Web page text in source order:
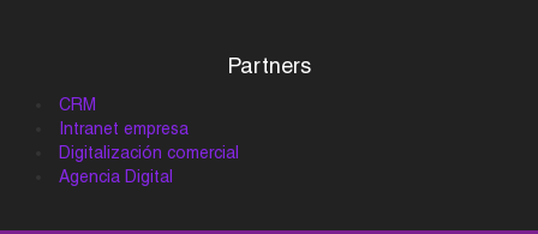
Partners
CRM
Intranet empresa
Digitalización comercial
Agencia Digital